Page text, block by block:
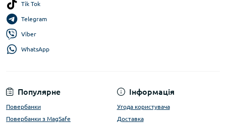
Популярне
Повербанки
Повербанки з MagSafe
Інформація
Угода користувача
Доставка
Tik Tok
Telegram
Viber
WhatsApp